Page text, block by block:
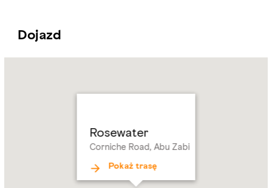
Dojazd
Rosewater
Corniche Road, Abu Zabi
Pokaż trasę